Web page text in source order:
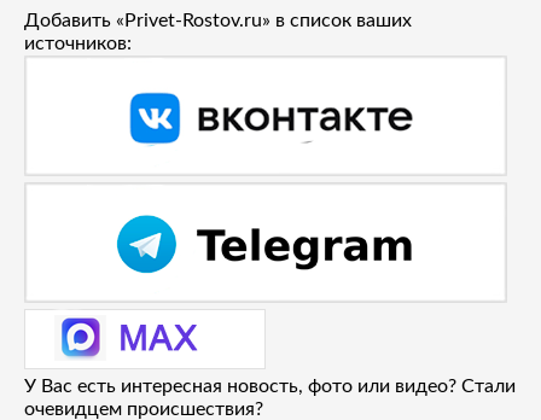
Добавить «Privet-Rostov.ru» в список ваших
источников:
У Вас есть интересная новость, фото или видео? Стали
очевидцем происшествия?